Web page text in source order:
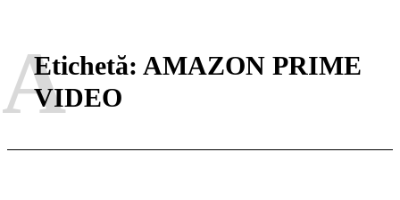
Etichetă: AMAZON PRIME
VIDEO
A